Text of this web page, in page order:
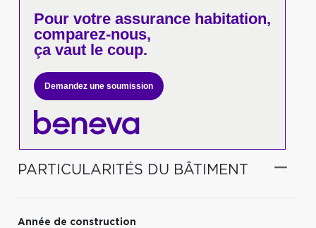
Pour votreassurance habitation,
comparez-nous,
ça vaut le coup.
Demandez une soumission
PARTICULARITÉS DU BÂTIMENT
Année de construction